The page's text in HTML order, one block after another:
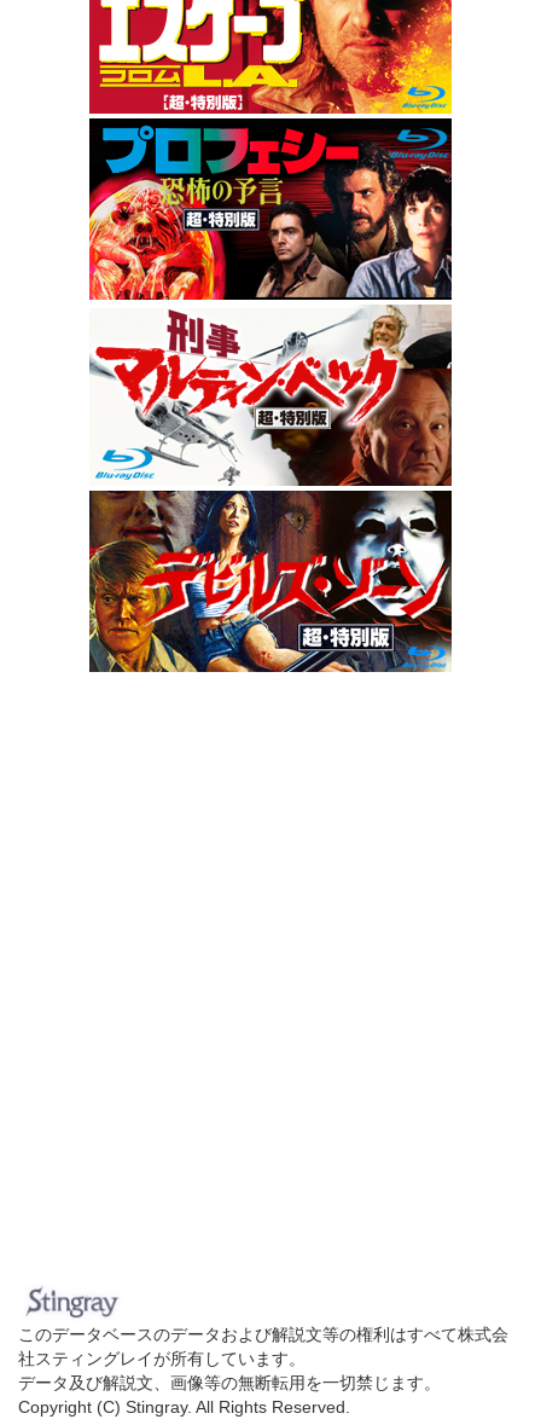
このデータベースのデータおよび解説文等の権利はすべて株式会
社スティングレイが所有しています。
データ及び解説文、画像等の無断転用を一切禁じます。
Copyright (C) Stingray. All Rights Reserved.